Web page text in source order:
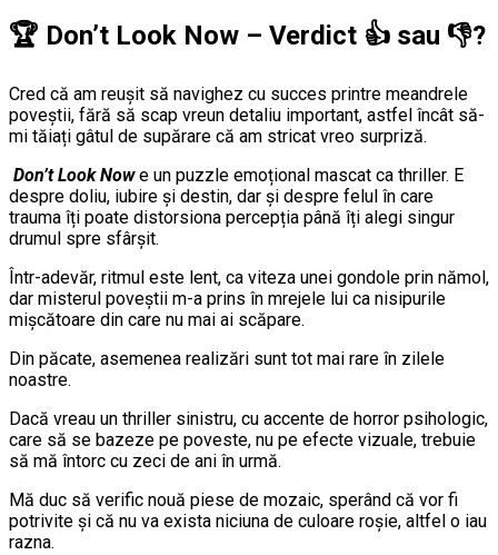
🏆 Don’t Look Now – Verdict 👍 sau 👎?
Cred că am reușit să navighez cu succes printre meandrele
poveștii, fără să scap vreun detaliu important, astfel încât să-
mi tăiați gâtul de supărare că am stricat vreo surpriză.
Don’t Look Nowe un puzzle emoțional mascat ca thriller. E
despre doliu, iubire și destin, dar și despre felul în care
trauma îți poate distorsiona percepția până îți alegi singur
drumul spre sfârșit.
Într-adevăr, ritmul este lent, ca viteza unei gondole prin nămol,
dar misterul poveștii m-a prins în mrejele lui ca nisipurile
mișcătoare din care nu mai ai scăpare.
Din păcate, asemenea realizări sunt tot mai rare în zilele
noastre.
Dacă vreau un thriller sinistru, cu accente de horror psihologic,
care să se bazeze pe poveste, nu pe efecte vizuale, trebuie
să mă întorc cu zeci de ani în urmă.
Mă duc să verific nouă piese de mozaic, sperând că vor fi
potrivite și că nu va exista niciuna de culoare roșie, altfel o iau
razna.